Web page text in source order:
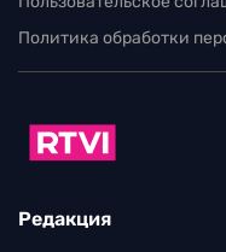
Политика обработки
Редакция